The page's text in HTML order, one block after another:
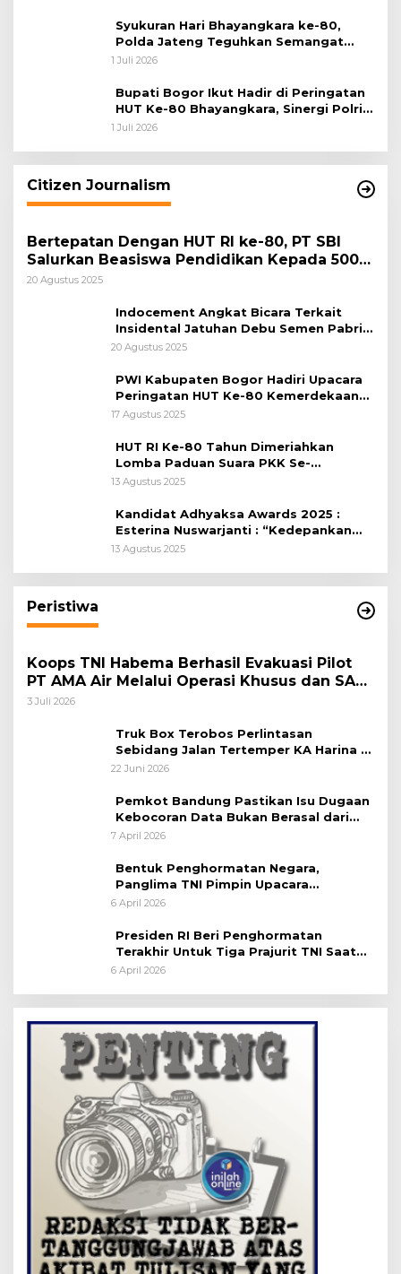
Syukuran Hari Bhayangkara ke-80,
Polda Jateng Teguhkan Semangat
Pengabdian dan Pererat Kebersamaan
1 Juli 2026
Bupati Bogor Ikut Hadir di Peringatan
HUT Ke-80 Bhayangkara, Sinergi Polri
dan Pemkab Bogor Jadi Kunci Menjaga
1 Juli 2026
Citizen Journalism
Bertepatan Dengan HUT RI ke-80, PT SBI
Salurkan Beasiswa Pendidikan Kepada 500
Pelajar
20 Agustus 2025
Indocement Angkat Bicara Terkait
Insidental Jatuhan Debu Semen Pabrik
Citeureup
20 Agustus 2025
PWI Kabupaten Bogor Hadiri Upacara
Peringatan HUT Ke-80 Kemerdekaan
RI, di Lapangan Tegar Beriman
17 Agustus 2025
HUT RI Ke-80 Tahun Dimeriahkan
Lomba Paduan Suara PKK Se-
Kabupaten Bogor
13 Agustus 2025
Kandidat Adhyaksa Awards 2025 :
Esterina Nuswarjanti : “Kedepankan
Keadilan Restoratif Wujudkan
13 Agustus 2025
Peristiwa
Koops TNI Habema Berhasil Evakuasi Pilot
PT AMA Air Melalui Operasi Khusus dan SAR
Taktis
3 Juli 2026
Truk Box Terobos Perlintasan
Sebidang Jalan Tertemper KA Harina di
Jalan Stasiun Poncol-Jrakah Semarang
22 Juni 2026
Pemkot Bandung Pastikan Isu Dugaan
Kebocoran Data Bukan Berasal dari
Server Disdukcapil
7 April 2026
Bentuk Penghormatan Negara,
Panglima TNI Pimpin Upacara
Pemakaman Militer
6 April 2026
Presiden RI Beri Penghormatan
Terakhir Untuk Tiga Prajurit TNI Saat
Persemayaman di Bandara Soekarno-
6 April 2026